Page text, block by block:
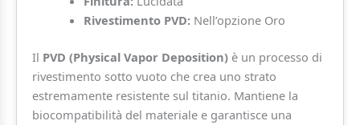
Rivestimento PVD:Nell’opzione Oro
Il PVD (Physical Vapor Deposition)è un processo di
rivestimento sotto vuoto che crea uno strato
estremamente resistente sul titanio. Mantiene la
biocompatibilità del materiale e garantisce una